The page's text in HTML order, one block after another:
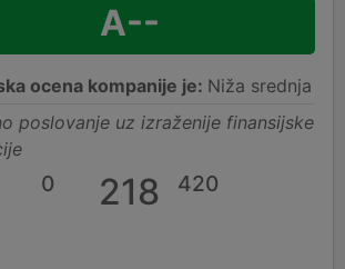
A--
ocena kompanije je: Niža srednja
poslovanje uz izraženije finansijske
0 218 420